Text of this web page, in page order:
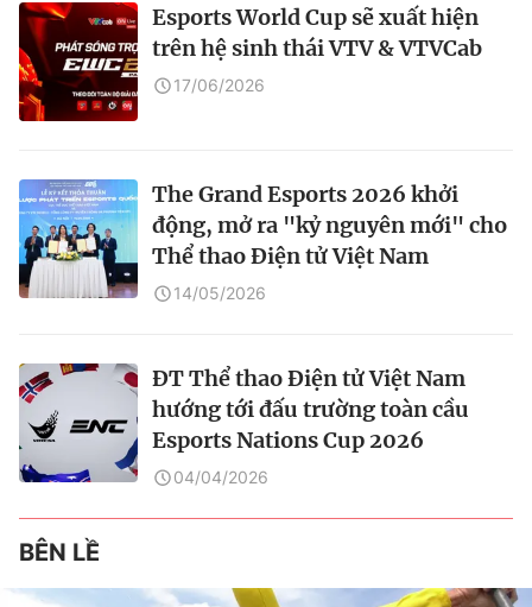
Esports World Cup sẽ xuất hiện
trên hệ sinh thái VTV & VTVCab
17/06/2026
The Grand Esports 2026 khởi
động, mở ra "kỷ nguyên mới" cho
Thể thao Điện tử Việt Nam
14/05/2026
ĐT Thể thao Điện tử Việt Nam
hướng tới đấu trường toàn cầu
Esports Nations Cup 2026
04/04/2026
BÊN LỀ